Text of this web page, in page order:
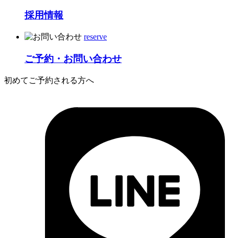
採用情報
reserve
ご予約・お問い合わせ
初めてご予約される方へ